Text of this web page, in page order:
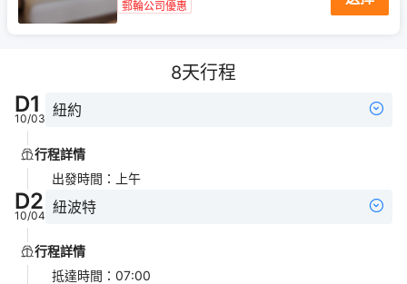
郵輪公司優惠
8天行程
D1
10/03 紐約
行程詳情
出發時間 ： 上午
D2
10/04 紐波特
行程詳情
抵達時間 ： 07:00